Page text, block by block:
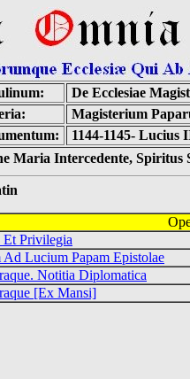
De Ecclesiae
Magisterium
1144-1145- Lucius
Maria Intercedente,
Et Privilegia
Ad Lucium Papam Epistolae
Notitia Diplomatica
[Ex Mansi]